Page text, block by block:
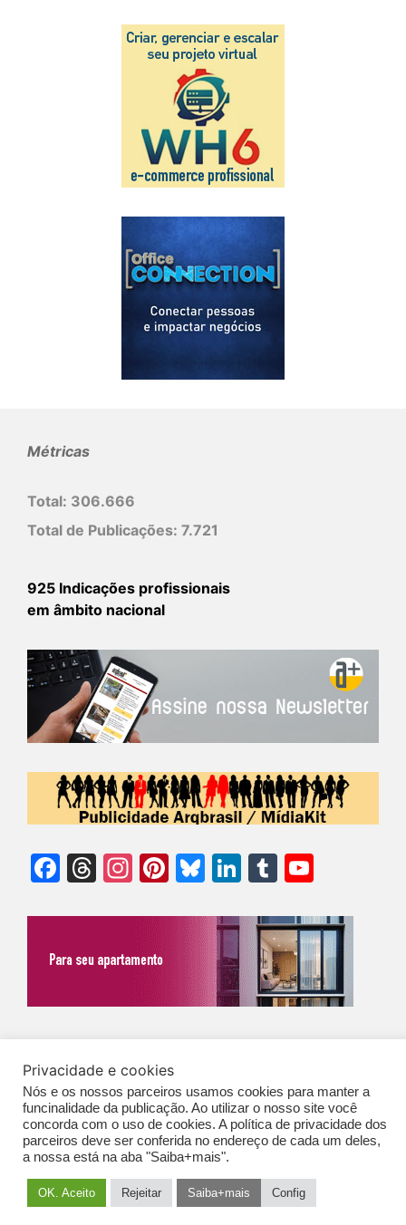
Métricas
Total: 306.666
Total de Publicações: 7.721
925 Indicações profissionais
em âmbito nacional
Facebook
Threads
Instagram
Pinterest
Bluesky
LinkedIn
Tumblr
Expediente|Contato|Newsletter
GERAIS DE PUBLICAÇÃO (CGP
Privacidade e cookies
Nós e os nossos parceiros usamos cookies para manter a
funcinalidade da publicação. Ao utilizar o nosso site você
concorda com o uso de cookies. A política de privacidade dos
parceiros deve ser conferida no endereço de cada um deles,
a nossa está na aba "Saiba+mais".
OK. Aceito Rejeitar Saiba+mais Config